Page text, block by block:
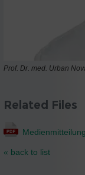
Prof. Dr. med. Urban
Related Files
« back to list